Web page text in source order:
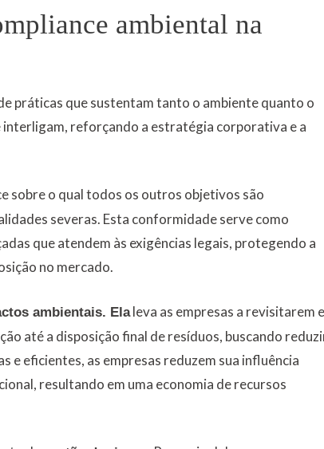
ambiental na
práticas que sustentam tanto o ambiente quanto o
reforçando a estratégia corporativa e a
sobre o qual todos os outros objetivos são
severas. Esta conformidade serve como
que atendem às exigências legais, protegendo a
no mercado.
ambientais. Elaleva as empresas a revisitarem e
até a disposição final de resíduos, buscando
e eficientes, as empresas reduzem sua influência
resultando em uma economia de recursos